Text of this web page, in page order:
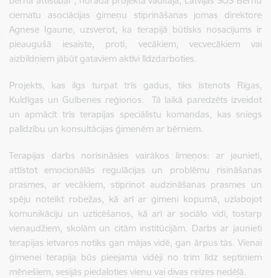
ciematu asociācijas ģimeņu stiprināšanas jomas direktore
Agnese Igaune, uzsverot, ka terapijā būtisks nosacījums ir
pieaugušā iesaiste, proti, vecākiem, vecvecākiem vai
aizbildņiem jābūt gataviem aktīvi līdzdarboties.
Projekts, kas ilgs turpat trīs gadus, tiks īstenots Rīgas,
Kuldīgas un Gulbenes reģionos. Tā laikā paredzēts izveidot
un apmācīt trīs terapijas speciālistu komandas, kas sniegs
palīdzību un konsultācijas ģimenēm ar bērniem.
Terapijas darbs norisināsies vairākos līmeņos: ar jaunieti,
attīstot emocionālās regulācijas un problēmu risināšanas
prasmes, ar vecākiem, stiprinot audzināšanas prasmes un
spēju noteikt robežas, kā arī ar ģimeni kopumā, uzlabojot
komunikāciju un uzticēšanos, kā arī ar sociālo vidi, tostarp
vienaudžiem, skolām un citām institūcijām. Darbs ar jaunieti
terapijas ietvaros notiks gan mājas vidē, gan ārpus tās. Vienai
ģimenei terapija būs pieejama vidēji no trim līdz septiņiem
mēnešiem, sesijās piedaloties vienu vai divas reizes nedēļā.